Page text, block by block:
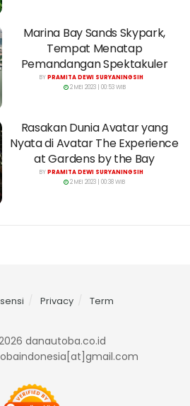
Marina Bay Sands Skypark,
Tempat Menatap
Pemandangan Spektakuler
BYPRAMITA DEWI SURYANINGSIH
2 MEI 2023 | 00:53 WIB
Rasakan Dunia Avatar yang
Nyata di Avatar The Experience
at Gardens by the Bay
BYPRAMITA DEWI SURYANINGSIH
2 MEI 2023 | 00:38 WIB
Privacy Term
danautoba.co.id